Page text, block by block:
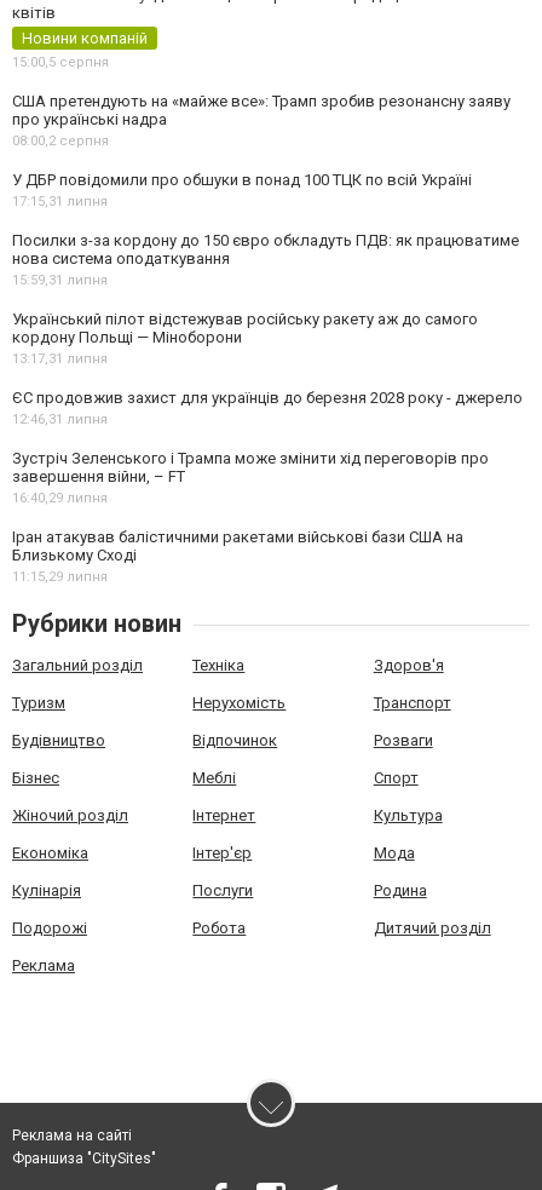
квітів
Новини компаній
15:00,5 серпня
США претендують на «майже все»: Трамп зробив резонансну заяву
про українські надра
08:00,2 серпня
У ДБР повідомили про обшуки в понад 100 ТЦК по всій Україні
17:15,31 липня
Посилки з-за кордону до 150 євро обкладуть ПДВ: як працюватиме
нова система оподаткування
15:59,31 липня
Український пілот відстежував російську ракету аж до самого
кордону Польщі — Міноборони
13:17,31 липня
ЄС продовжив захист для українців до березня 2028 року - джерело
12:46,31 липня
Зустріч Зеленського і Трампа може змінити хід переговорів про
завершення війни, – FT
16:40,29 липня
Іран атакував балістичними ракетами військові бази США на
Близькому Сході
11:15,29 липня
Рубрики новин
Загальний розділ Техніка Здоров'я
Туризм Нерухомість Транспорт
Будівництво Відпочинок Розваги
Бізнес Меблі Спорт
Жіночий розділ Інтернет Культура
Економіка Інтер'єр Мода
Кулінарія Послуги Родина
Подорожі Робота Дитячий розділ
Реклама
Реклама на сайті
Франшиза "CitySites"